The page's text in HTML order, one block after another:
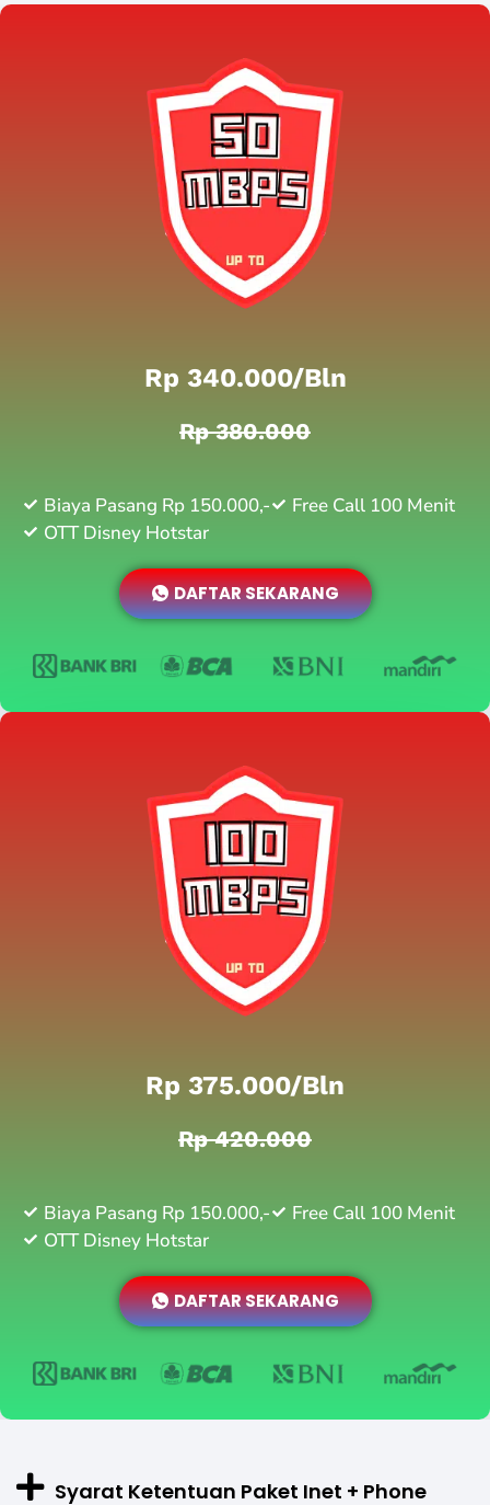
Rp 340.000/bln
Rp 380.000
Biaya Pasang Rp 150.000,-
Free Call 100 Menit
OTT Disney Hotstar
DAFTAR SEKARANG
Rp 375.000/bln
Rp 420.000
Biaya Pasang Rp 150.000,-
Free Call 100 Menit
OTT Disney Hotstar
DAFTAR SEKARANG
Syarat Ketentuan Paket Inet + Phone